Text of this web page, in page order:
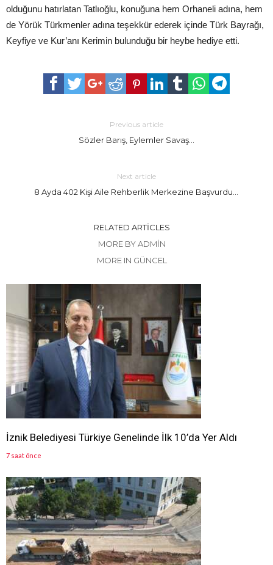
olduğunu hatırlatan Tatlıoğlu, konuğuna hem Orhaneli adına, hem
de Yörük Türkmenler adına teşekkür ederek içinde Türk Bayrağı,
Keyfiye ve Kur’anı Kerimin bulunduğu bir heybe hediye etti.
Previous article
Sözler Barış, Eylemler Savaş…
Next article
8 Ayda 402 Kişi Aile Rehberlik Merkezine Başvurdu…
RELATED ARTICLES
MORE BY ADMIN
MORE IN GÜNCEL
İznik Belediyesi Türkiye Genelinde İlk 10’da Yer Aldı
7 saat önce